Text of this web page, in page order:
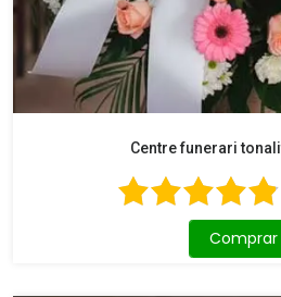
Centre funerari
Comprar